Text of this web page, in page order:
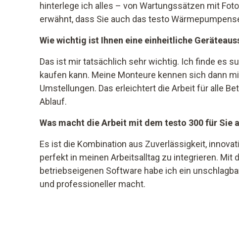
hinterlege ich alles – von Wartungssätzen mit
erwähnt, dass Sie auch das testo
Wie wichtig ist Ihnen eine einheitliche
Das ist mir tatsächlich sehr wichtig. Ich finde es
kaufen kann. Meine Monteure kennen sich dann
Umstellungen. Das erleichtert die Arbeit für alle
Ablauf.
Was macht die Arbeit mit dem testo 300 für Sie
Es ist die Kombination aus Zuverlässigkeit,
perfekt in meinen Arbeitsalltag zu integrieren. Mit
betriebseigenen Software habe ich ein
und professioneller macht.